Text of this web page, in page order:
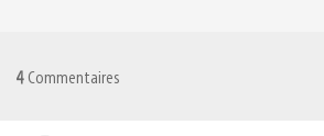
4 Commentaires